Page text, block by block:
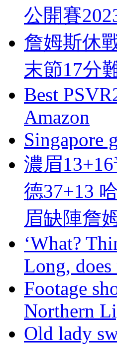
公開賽
詹姆斯休
末節17分
Best
Amazon
Singapore
濃眉
德37+13
眉缺陣詹
‘What?
Long,
Footage
Northern
Old lady